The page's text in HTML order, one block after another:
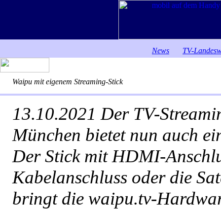
News TV-
Waipu mit eigenem Streaming-Stick
13.10.2021 Der TV-
München bietet nun auch
Der Stick mit HDMI-
Kabelanschluss oder die
bringt die waipu.tv-